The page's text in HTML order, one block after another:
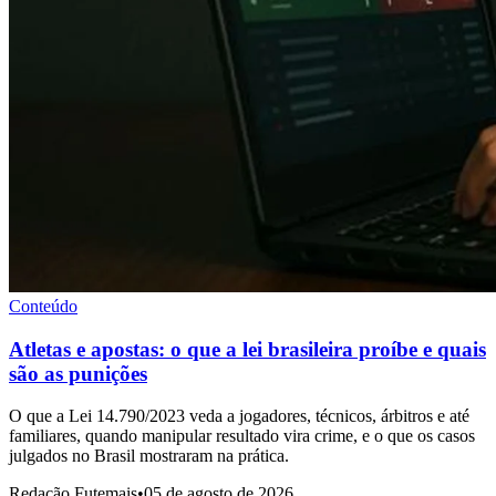
Conteúdo
Atletas e apostas: o que a lei brasileira proíbe e quais
são as punições
O que a Lei 14.790/2023 veda a jogadores, técnicos, árbitros e até
familiares, quando manipular resultado vira crime, e o que os casos
julgados no Brasil mostraram na prática.